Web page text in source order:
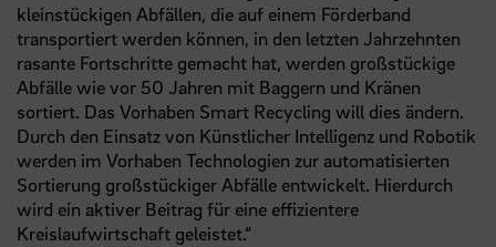
kleinstückigen Abfällen, die auf einem Förderband
transportiert werden können, in den letzten Jahrzehnten
rasante Fortschritte gemacht hat, werden großstückige
Abfälle wie vor 50 Jahren mit Baggern und Kränen
sortiert. Das Vorhaben Smart Recycling will dies ändern.
Durch den Einsatz von Künstlicher Intelligenz und Robotik
werden im Vorhaben Technologien zur automatisierten
Sortierung großstückiger Abfälle entwickelt. Hierdurch
wird ein aktiver Beitrag für eine effizientere
Kreislaufwirtschaft geleistet.“